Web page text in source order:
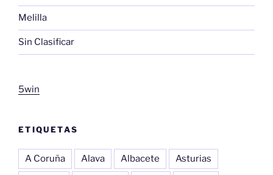
Melilla
Sin Clasificar
5win
ETIQUETAS
A Coruña Alava Albacete Asturias